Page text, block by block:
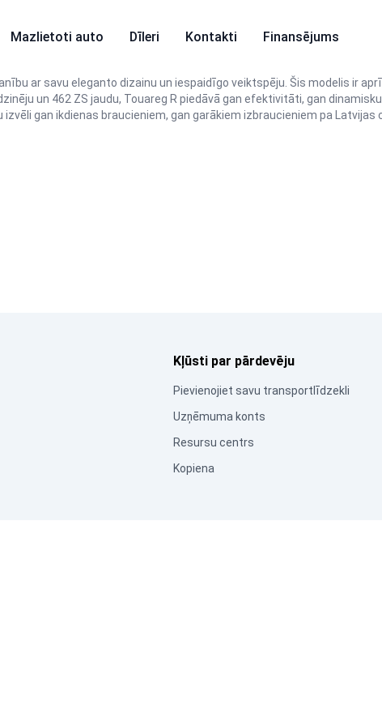
Mazlietoti auto Dīleri Kontakti Finansējums
ar savu eleganto dizainu un iespaidīgo veiktspēju. Šis modelis ir
un 462 ZS jaudu, Touareg R piedāvā gan efektivitāti, gan
gan ikdienas braucieniem, gan garākiem izbraucieniem pa Latvijas
Kļūsti par pārdevēju
Pievienojiet savu transportlīdzekli
Uzņēmuma konts
Resursu centrs
Kopiena